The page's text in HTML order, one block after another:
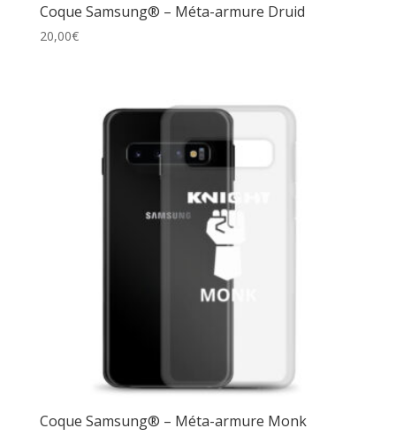
Coque Samsung® – Méta-armure Druid
20,00€
Coque Samsung® – Méta-armure Monk